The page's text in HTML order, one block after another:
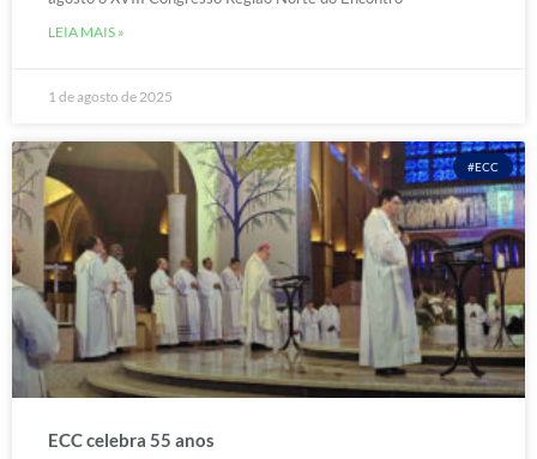
LEIA MAIS »
1 de agosto de 2025
#ECC
ECC celebra 55 anos